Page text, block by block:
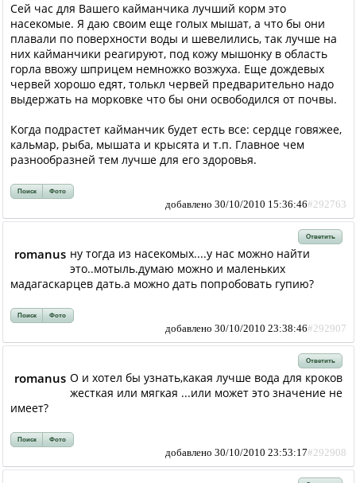
Сей час для Вашего кайманчика лучший корм это
насекомые. Я даю своим еще голых мышат, а что бы они
плавали по поверхности воды и шевелились, так лучше на
них кайманчики реагируют, под кожу мышонку в область
горла ввожу шприцем немножко возжуха. Еще дождевых
червей хорошо едят, толькл червей предварительно надо
выдержать на морковке что бы они освободился от почвы.
Когда подрастет кайманчик будет есть все: сердце говяжее,
кальмар, рыба, мышата и крысята и т.п. Главное чем
разнообразней тем лучше для его здоровья.
Поиск Фото
добавлено 30/10/2010 15:36:46#292763
Ответить
romanus ну тогда из насекомых....у нас можно найти
это..мотыль.думаю можно и маленьких
мадагаскарцев дать.а можно дать попробовать гупию?
Поиск Фото
добавлено 30/10/2010 23:38:46#292907
Ответить
romanus О и хотел бы узнать,какая лучше вода для кроков
жесткая или мягкая ...или может это значение не
имеет?
Поиск Фото
добавлено 30/10/2010 23:53:17#292908